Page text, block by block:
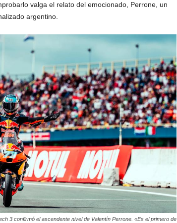
valga el relato del emocionado, Perrone, un
argentino.
3 confirmó el ascendente nivel de Valentín Perrone. «Es el primero de